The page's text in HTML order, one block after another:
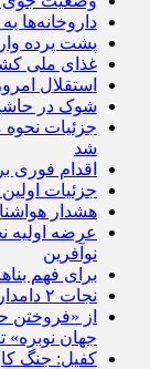
داروخانه‌ها
پشت پرده
غذای ملی
استقلال
شوک در
جزئیات
شد
اقدام فوری برای
جزئیات اولین
هشدار
عرضه اولیه
نوآفرین
برای فهم
نجات ۲ دامدار و ۴۰۰ راس گوسفند از سیلاب رودخانه دز
از «فروختن
جهان نوبره»
کفیل: جنگ